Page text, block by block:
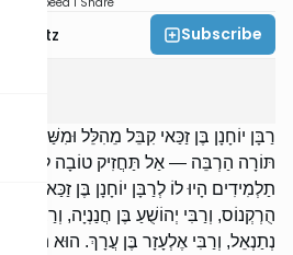
Subscribe
רַבָּן יוֹחָנָן בֶּן זַכַּאי קִבֵּל מֵהִלֵּל
תּוֹרָה הַרְבֵּה — אַל תַּחֲזִיק טוֹבָה
תַלְמִידִים הָיוּ לוֹ לְרַבָּן יוֹחָנָן בֶּן זַכַּאי,
הֻרְקְנוֹס, וְרַבִּי יְהוֹשֻׁעַ בֶּן חֲנַנְיָה, וְרַבִּי
נְתַנְאֵל, וְרַבִּי אֶלְעָזָר בֶּן עֲרָךְ. הוּא הָיָה